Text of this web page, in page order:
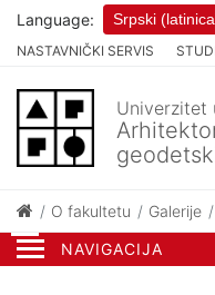
NAVIGACIJA
NASTAVNIČKI SERVIS
Language: Srpski
Univerzitet
O fakultetu Galerije